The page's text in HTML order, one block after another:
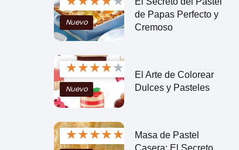
Nuevo
de Papas Perfecto y
Cremoso
★★★★★
Nuevo
El Arte de Colorear
Dulces y Pasteles
★★★★★
Masa de Pastel
Casera: El Secreto